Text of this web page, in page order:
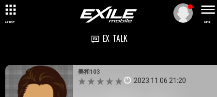
ARTIST MENU
EX TALK
美和103
2023.11.06 21:20